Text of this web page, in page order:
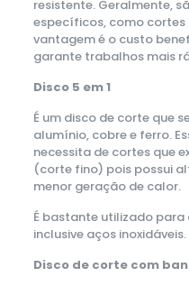
resistente. Geralmente,
específicos, como cortes
vantagem é o custo
garante trabalhos mais
Disco 5 em 1
É um disco de corte que
alumínio, cobre e ferro.
necessita de cortes que
(corte fino) pois possui
menor geração de calor.
É bastante utilizado para
inclusive aços inoxidáveis.
Disco de corte com